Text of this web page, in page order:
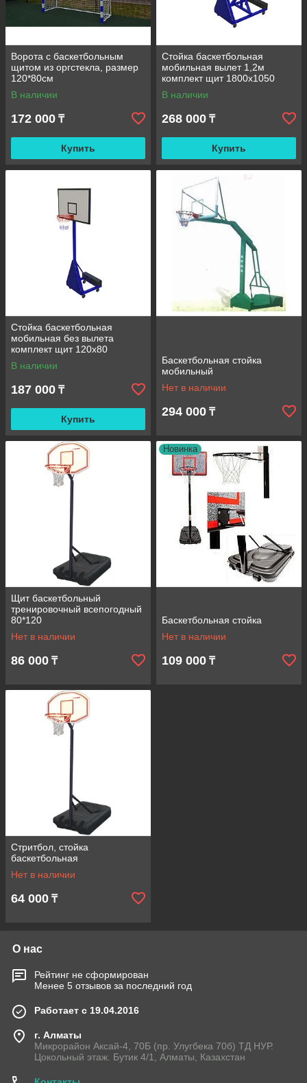
Ворота с баскетбольным
щитом из оргстекла, размер
120*80см
В наличии
172 000 ₸
Купить
Стойка баскетбольная
мобильная вылет 1,2м
комплект щит 1800х1050
фанера
В наличии
268 000 ₸
Купить
Стойка баскетбольная
мобильная без вылета
комплект щит 120х80
фанера
В наличии
187 000 ₸
Купить
Баскетбольная стойка
мобильный
Нет в наличии
294 000 ₸
Щит баскетбольный
тренировочный всепогодный
80*120
Нет в наличии
86 000 ₸
Новинка
Баскетбольная стойка
Нет в наличии
109 000 ₸
Стритбол, стойка
баскетбольная
Нет в наличии
64 000 ₸
О нас
Рейтинг не сформирован
Менее 5 отзывов за последний год
Работает с 19.04.2016
г. Алматы
Микрорайон Аксай-4, 70Б (пр. Улугбека 70б) ТД НУР.
Цокольный этаж. Бутик 4/1, Алматы, Казахстан